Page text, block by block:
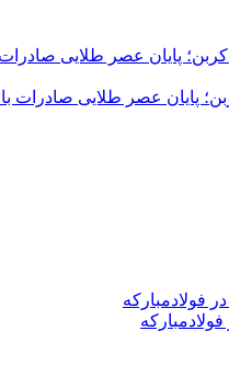
پایان عصر طلایی صادرات با